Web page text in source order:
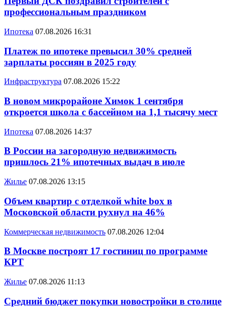
профессиональным праздником
Ипотека 07.08.2026 16:31
Платеж по ипотеке превысил 30% средней
зарплаты россиян в 2025 году
Инфраструктура 07.08.2026 15:22
В новом микрорайоне Химок 1 сентября
откроется школа с бассейном на 1,1 тысячу мест
Ипотека 07.08.2026 14:37
В России на загородную недвижимость
пришлось 21% ипотечных выдач в июле
Жилье 07.08.2026 13:15
Объем квартир с отделкой white box в
Московской области рухнул на 46%
Коммерческая недвижимость 07.08.2026 12:04
В Москве построят 17 гостиниц по программе
КРТ
Жилье 07.08.2026 11:13
Средний бюджет покупки новостройки в столице